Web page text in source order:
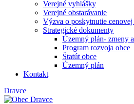
Verejné vyhlášky
Verejné obstarávanie
Výzva o poskytnutie
Strategické dokumenty
Územný plán- zmeny
Program rozvoja obce
Štatút obce
Územný plán
Kontakt
Dravce